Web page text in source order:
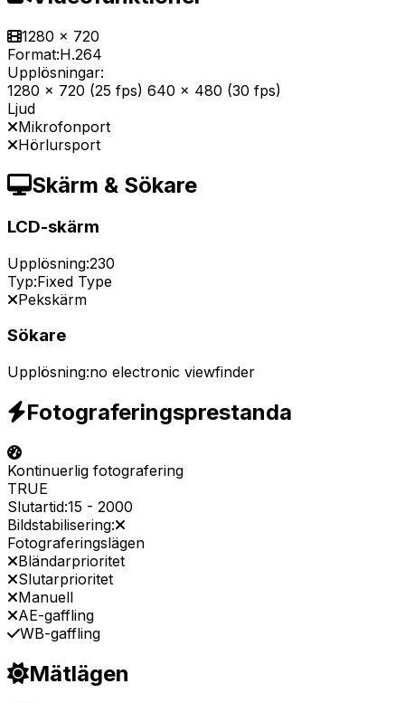
1280 x 720
Format:H.264
Upplösningar:
1280 x 720 (25 fps) 640 x 480 (30 fps)
Ljud
Mikrofonport
Hörlursport
Skärm & Sökare
LCD-skärm
Upplösning:230
Typ:Fixed Type
Pekskärm
Sökare
Upplösning:no electronic viewfinder
Fotograferingsprestanda
Kontinuerlig fotografering
TRUE
Slutartid:15 - 2000
Bildstabilisering:
Fotograferingslägen
Bländarprioritet
Slutarprioritet
Manuell
AE-gaffling
WB-gaffling
Mätlägen